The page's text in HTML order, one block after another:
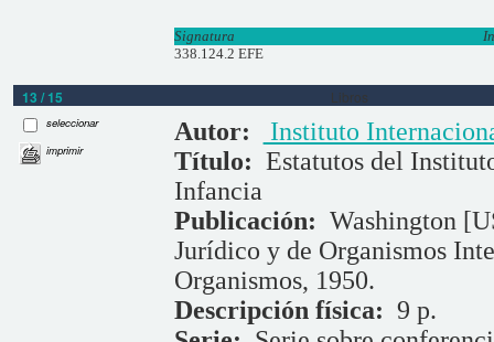
Signatura
338.124.2 EFE
13 / 15 Libros
seleccionar
imprimir
Autor:
Instituto
Título: Estatutos del
Infancia
Publicación: Washington
Jurídico y de Organismos
Organismos, 1950.
Descripción física: 9 p.